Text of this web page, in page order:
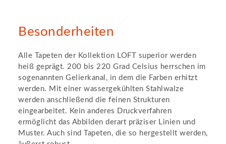
Besonderheiten
Alle Tapeten der Kollektion LOFT superior werden
heiß geprägt. 200 bis 220 Grad Celsius herrschen im
sogenannten Gelierkanal, in dem die Farben erhitzt
werden. Mit einer wassergekühlten Stahlwalze
werden anschließend die feinen Strukturen
eingearbeitet. Kein anderes Druckverfahren
ermöglicht das Abbilden derart präziser Linien und
Muster. Auch sind Tapeten, die so hergestellt werden,